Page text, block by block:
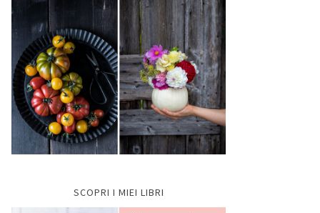
SCOPRI I MIEI LIBRI